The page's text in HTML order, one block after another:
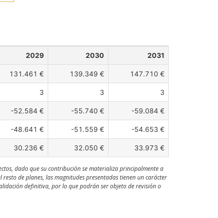
2029 2030 2031
131.461 € 139.349 € 147.710 €
3 3 3
-52.584 € -55.740 € -59.084 €
-48.641 € -51.559 € -54.653 €
30.236 € 32.050 € 33.973 €
dado que su contribución se materializa principalmente a
de planes, las magnitudes presentadas tienen un carácter
definitiva, por lo que podrán ser objeto de revisión o